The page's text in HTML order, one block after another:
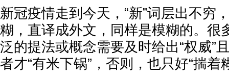
新冠疫情走到今天，“新”词层出不穷
糊，直译成外文，同样是模糊的。很
泛的提法或概念需要及时给出“权威”
者才“有米下锅”，否则，也只好“揣着